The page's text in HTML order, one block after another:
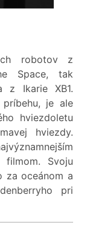
robotov z
Space, tak
z Ikarie XB1.
je ale
hviezdoletu
hviezdy.
filmom. Svoju
za oceánom a
pri